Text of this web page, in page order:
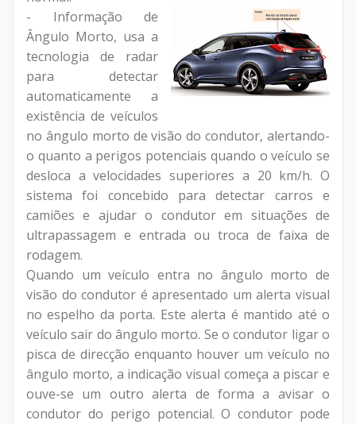
- Informação de
Ângulo Morto, usa a
tecnologia de radar
para detectar
automaticamente a
existência de veículos
no ângulo morto de visão do condutor, alertando-
o quanto a perigos potenciais quando o veículo se
desloca a velocidades superiores a 20 km/h. O
sistema foi concebido para detectar carros e
camiões e ajudar o condutor em situações de
ultrapassagem e entrada ou troca de faixa de
rodagem.
Quando um veículo entra no ângulo morto de
visão do condutor é apresentado um alerta visual
no espelho da porta. Este alerta é mantido até o
veículo sair do ângulo morto. Se o condutor ligar o
pisca de direcção enquanto houver um veículo no
ângulo morto, a indicação visual começa a piscar e
ouve-se um outro alerta de forma a avisar o
condutor do perigo potencial. O condutor pode